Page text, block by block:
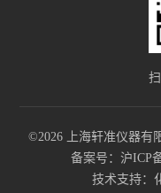
©2026 上海轩准仪器有
备案号：沪ICP
技术支持：